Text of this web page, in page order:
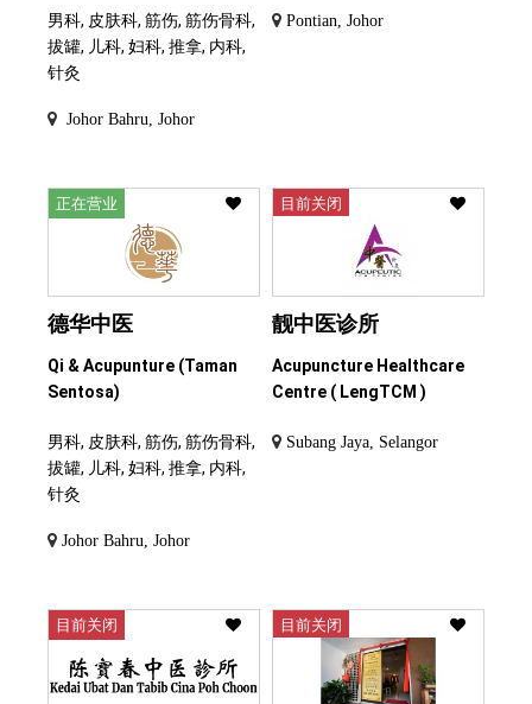
男科, 皮肤科, 筋伤, 筋伤骨科,
拔罐, 儿科, 妇科, 推拿, 内科,
针灸
Johor Bahru, Johor
Pontian, Johor
正在营业
德华中医
Qi & Acupunture (Taman
Sentosa)
男科, 皮肤科, 筋伤, 筋伤骨科,
拔罐, 儿科, 妇科, 推拿, 内科,
针灸
Johor Bahru, Johor
目前关闭
靓中医诊所
Acupuncture Healthcare
Centre ( LengTCM )
Subang Jaya, Selangor
目前关闭 目前关闭